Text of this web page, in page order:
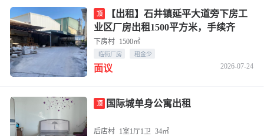
顶
【出租】石井镇延平大道旁下房工
业区厂房出租1500平方米，手续齐
全！
下房村 1500㎡
临街厂房 租金少
面议 2026-07-24
顶 国际城单身公寓出租
后店村 1室1厅1卫 34㎡